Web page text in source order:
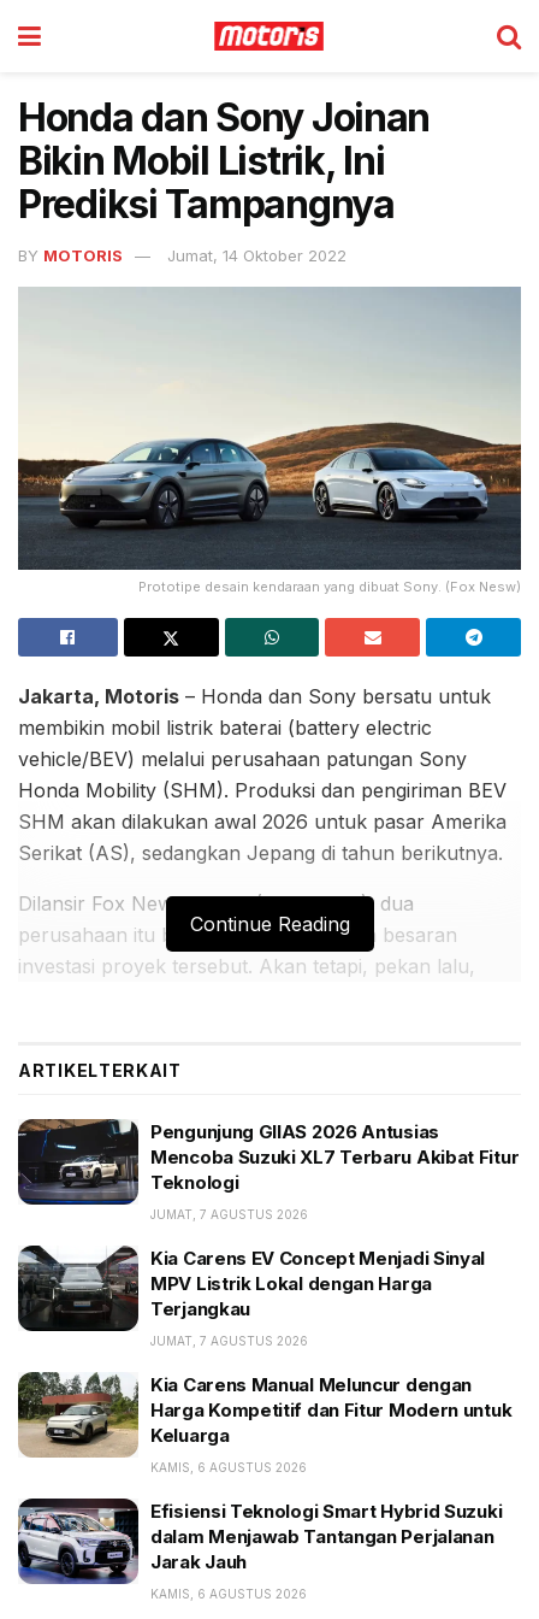
Honda dan Sony Joinan
Bikin Mobil Listrik, Ini
Prediksi Tampangnya
BY MOTORIS Jumat, 14 Oktober 2022
Prototipe desain kendaraan yang dibuat Sony. (Fox Nesw)
Jakarta, Motoris – Honda dan Sony bersatu untuk
membikin mobil listrik baterai (battery electric
vehicle/BEV) melalui perusahaan patungan Sony
Honda Mobility (SHM). Produksi dan pengiriman BEV
SHM akan dilakukan awal 2026 untuk pasar Amerika
Serikat (AS), sedangkan Jepang di tahun berikutnya.
Dilansir Fox News, Kamis (13/10/2022), dua
perusahaan itu belum mengungkapkan besaran
investasi proyek tersebut. Akan tetapi, pekan lalu,
Ohio, AS.
Pengunjung GIIAS 2026 Antusias Mencoba Suzuki
XL7 Terbaru Akibat Fitur Teknologi
Kia Carens EV Concept Menjadi Sinyal MPV Listrik
Lokal dengan Harga Terjangkau
Kia Carens Manual Meluncur dengan Harga
Kompetitif dan Fitur Modern untuk Keluarga
“SHM didirikan untuk mengembangkan mobilitas ke
dalam ruang hiburan dan emosional. Artinya, SHM
akan menggabungkan realitas dan virtual dalam satu
paket serta mengeksplorasi kemungkinan sistem
hiburan baru di mobil melalui inovasi digital seperti
metaverse,” tulis SHM dalam keterangan resmi.
SHM akan memproduksi mobil dengan teknologi
Continue Reading
ARTIKELTERKAIT
Pengunjung GIIAS 2026 Antusias
Mencoba Suzuki XL7 Terbaru Akibat Fitur
Teknologi
JUMAT, 7 AGUSTUS 2026
Kia Carens EV Concept Menjadi Sinyal
MPV Listrik Lokal dengan Harga
Terjangkau
JUMAT, 7 AGUSTUS 2026
Kia Carens Manual Meluncur dengan
Harga Kompetitif dan Fitur Modern untuk
Keluarga
KAMIS, 6 AGUSTUS 2026
Efisiensi Teknologi Smart Hybrid Suzuki
dalam Menjawab Tantangan Perjalanan
Jarak Jauh
KAMIS, 6 AGUSTUS 2026